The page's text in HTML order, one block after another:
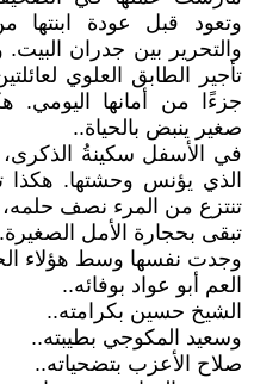
وتعود قبل عودة ابنتها
والتحرير بين جدران
تأجير الطابق العلوي
جزءًا من أمانها اليومي.
صغير ينبض بالحياة..
في الأسفل سكينةُ
الذي يؤنس وحشتها. هكذا
تنتزع من المرء نصف حلمه،
تبقى بحجارة الأمل الصغيرة.
وجدت نفسها وسط هؤلاء
العم أبو عواد بوفائه..
الشيخ حسين بكرامته..
وسعيد المكوجي بطيبته..
صلاح الأعزب بتضحياته..